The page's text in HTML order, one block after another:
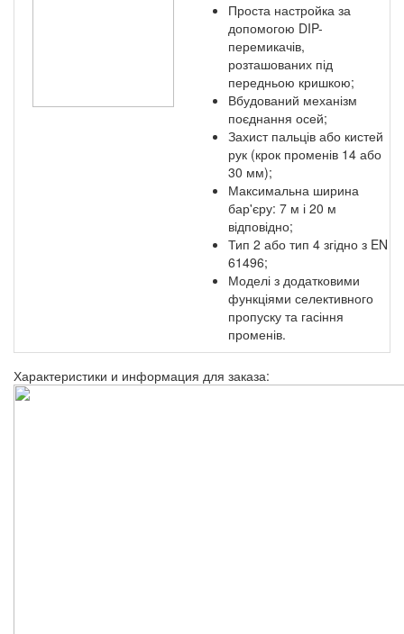
Проста настройка за
допомогою DIP-
перемикачів,
розташованих під
передньою кришкою;
Вбудований механізм
поєднання осей;
Захист пальців або кистей
рук (крок променів 14 або
30 мм);
Максимальна ширина
бар'єру: 7 м і 20 м
відповідно;
Тип 2 або тип 4 згідно з EN
61496;
Моделі з додатковими
функціями селективного
пропуску та гасіння
променів.
Характеристики и информация для заказа: